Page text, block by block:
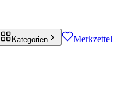
Kategorien Merkzettel